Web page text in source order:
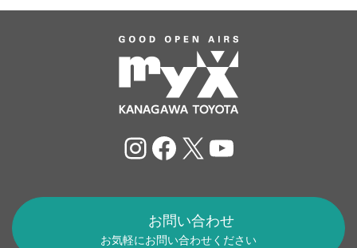
Instagram
Facebook
X YouTube
お問い合わせ
お気軽にお問い合わせください